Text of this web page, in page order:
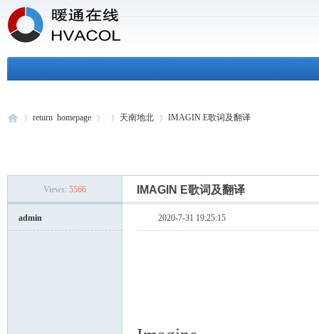
H »
return homepage
› ›
天南地北
›
IMAGIN E歌词及翻译
Views: 5566 IMAGIN E歌词及翻译
admin 2020-7-31 19:25:15